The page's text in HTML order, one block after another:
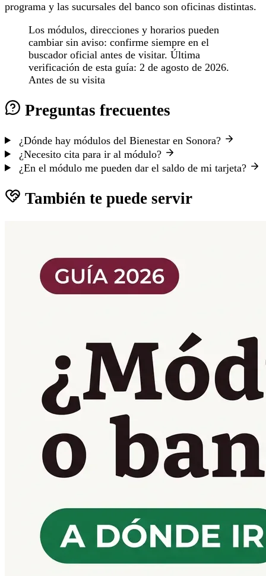
programa y las sucursales del banco son oficinas distintas.
Los módulos, direcciones y horarios pueden
cambiar sin aviso: confirme siempre en el
buscador oficial antes de visitar. Última
verificación de esta guía: 2 de agosto de 2026.
Antes de su visita
Preguntas frecuentes
¿Dónde hay módulos del Bienestar en Sonora?
¿Necesito cita para ir al módulo?
¿En el módulo me pueden dar el saldo de mi tarjeta?
También te puede servir